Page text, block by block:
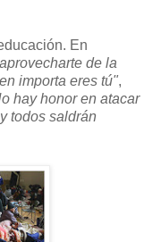
En
de la
importa eres tú",
hay honor en atacar
todos saldrán